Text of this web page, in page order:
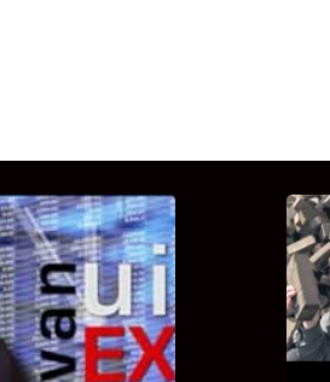
EXECUTIE
van de
and Stones aan